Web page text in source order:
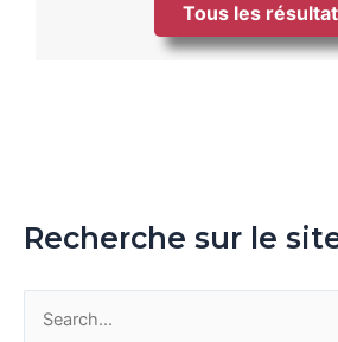
Tous les
Recherche sur le